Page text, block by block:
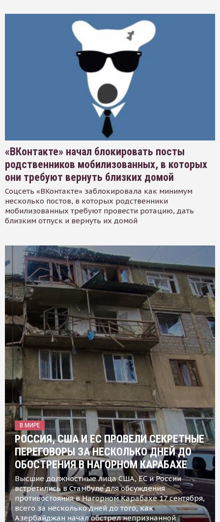
«ВКонтакте» начал блокировать посты
родственников мобилизованных, в которых
они требуют вернуть близких домой
Соцсеть «ВКонтакте» заблокировала как минимум
несколько постов, в которых родственники
мобилизованных требуют провести ротацию, дать
близким отпуск и вернуть их домой
В МИРЕ
РОССИЯ, США И ЕС ПРОВЕЛИ СЕКРЕТНЫЕ
ПЕРЕГОВОРЫ ЗА НЕСКОЛЬКО ДНЕЙ ДО
ОБОСТРЕНИЯ В НАГОРНОМ КАРАБАХЕ
Высшие должностные лица США, ЕС и России
встретились в Стамбуле для обсуждения
противостояния в Нагорном Карабахе 17 сентября,
всего за несколько дней до того, как
Азербайджан начал обстрел непризнанной